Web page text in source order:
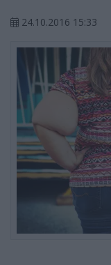
24.10.2016 15:33